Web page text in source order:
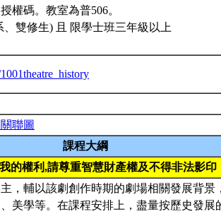
權碼。教室為普506。
、雙修生) 且 限學士班三年級以上
聯圖
課程大綱
的權利,請尊重智慧財產權及不得非法影印
，輔以該劇創作時期的劇場相關發展背景
美學等。在課程安排上，盡量按歷史發展